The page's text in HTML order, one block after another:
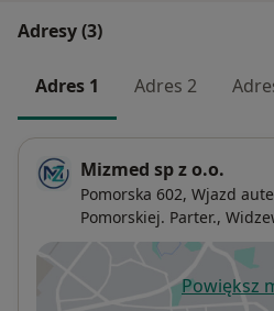
Adresy (3)
Adres 1 Adres 2
Mizmed sp z o.o.
Pomorska 602, Wjazd
Pomorskiej. Parter.,
Powiększ